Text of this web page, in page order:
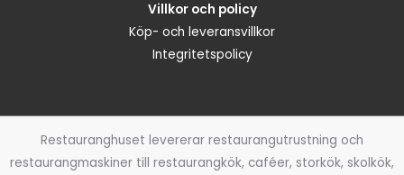
Villkor och policy
Köp- och leveransvillkor
Integritetspolicy
Restauranghuset levererar restaurangutrustning och
restaurangmaskiner till restaurangkök, caféer, storkök, skolkök,